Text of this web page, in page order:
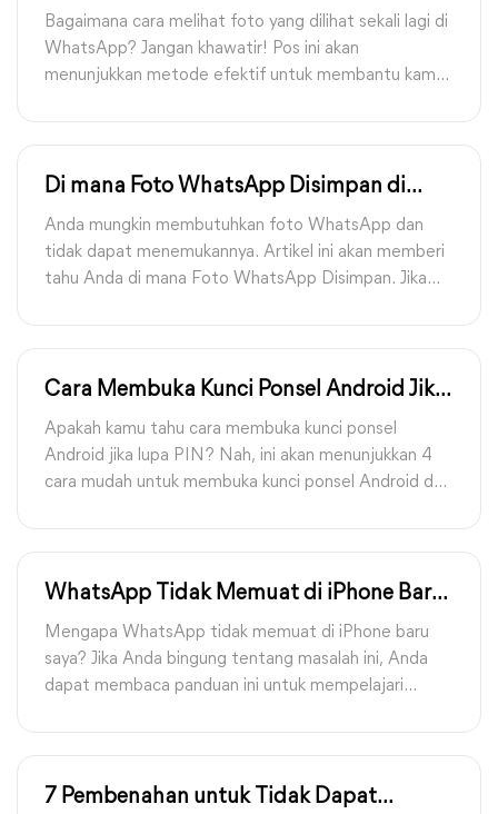
di WhatsApp [Panduan Lengkap]
Bagaimana cara melihat foto yang dilihat sekali lagi di
WhatsApp? Jangan khawatir! Pos ini akan
menunjukkan metode efektif untuk membantu kamu
Di mana Foto WhatsApp Disimpan di
iPhone, Android, PC?
Anda mungkin membutuhkan foto WhatsApp dan
tidak dapat menemukannya. Artikel ini akan memberi
tahu Anda di mana Foto WhatsApp Disimpan. Jika
Cara Membuka Kunci Ponsel Android Jika
Lupa PIN [4 Cara Termudah]
Apakah kamu tahu cara membuka kunci ponsel
Android jika lupa PIN? Nah, ini akan menunjukkan 4
cara mudah untuk membuka kunci ponsel Android dan
WhatsApp Tidak Memuat di iPhone Baru
15/16? Bagaimana Cara Memperbaikinya!
Mengapa WhatsApp tidak memuat di iPhone baru
saya? Jika Anda bingung tentang masalah ini, Anda
dapat membaca panduan ini untuk mempelajari
7 Pembenahan untuk Tidak Dapat